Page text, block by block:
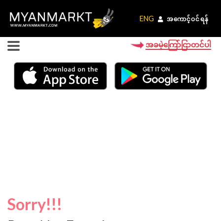
ENG အကောင့်ဝင်ရန်
ENG အကောင့်ဝင်ရန်
အခမဲ့ကြော်ငြာတင်ပါ
Sorry!!!